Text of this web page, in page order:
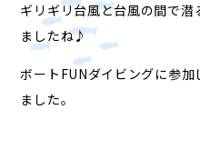
ギリギリ台風と台風の間で
ましたね♪
ボートFUNダイビングに参
ました。